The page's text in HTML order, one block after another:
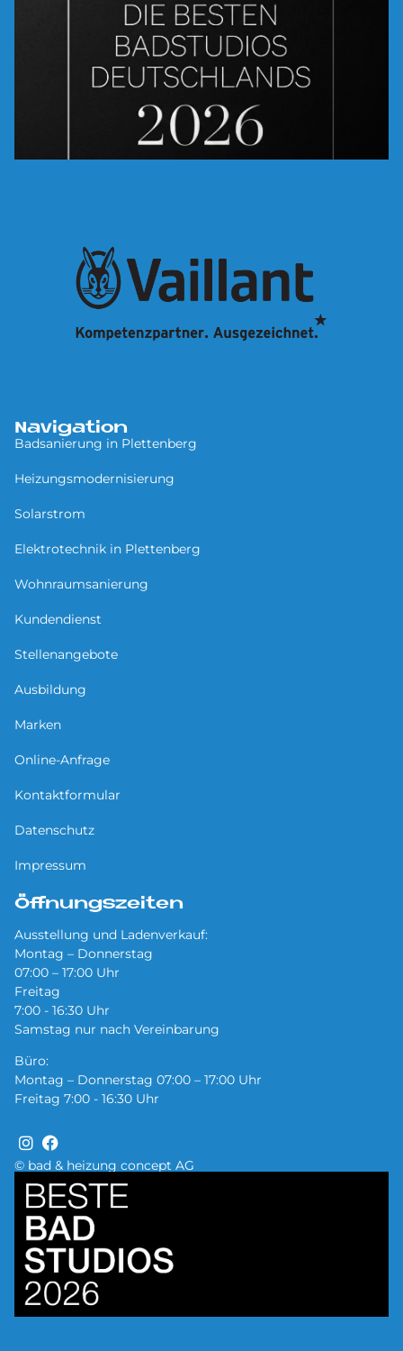
© bad & heizung concept AG
Navigation
Badsanierung in Plettenberg
Heizungsmodernisierung
Solarstrom
Elektrotechnik in Plettenberg
Wohnraumsanierung
Kundendienst
Stellenangebote
Ausbildung
Marken
Online-Anfrage
Kontaktformular
Datenschutz
Impressum
Öffnungszeiten
Ausstellung und Ladenverkauf:
Montag – Donnerstag
07:00 – 17:00 Uhr
Freitag
7:00 - 16:30 Uhr
Samstag nur nach Vereinbarung
Büro:
Montag – Donnerstag 07:00 – 17:00 Uhr
Freitag 7:00 - 16:30 Uhr